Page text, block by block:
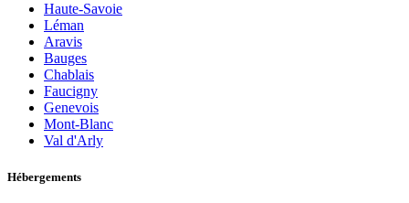
Haute-Savoie
Léman
Aravis
Bauges
Chablais
Faucigny
Genevois
Mont-Blanc
Val d'Arly
Hébergements